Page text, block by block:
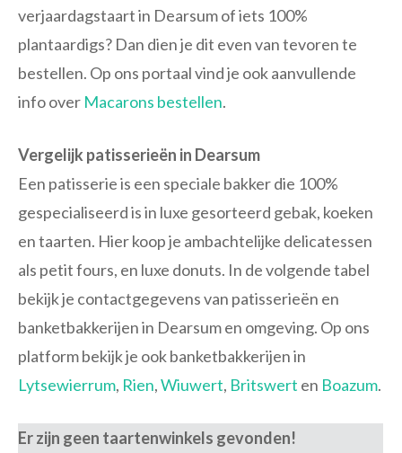
verjaardagstaart in Dearsum of iets 100%
plantaardigs? Dan dien je dit even van tevoren te
bestellen. Op ons portaal vind je ook aanvullende
info over Macarons bestellen.
Vergelijk patisserieën in Dearsum
Een patisserie is een speciale bakker die 100%
gespecialiseerd is in luxe gesorteerd gebak, koeken
en taarten. Hier koop je ambachtelijke delicatessen
als petit fours, en luxe donuts. In de volgende tabel
bekijk je contactgegevens van patisserieën en
banketbakkerijen in Dearsum en omgeving. Op ons
platform bekijk je ook banketbakkerijen in
Lytsewierrum, Rien,Wiuwert, Britswert en Boazum.
Er zijn geen taartenwinkels gevonden!